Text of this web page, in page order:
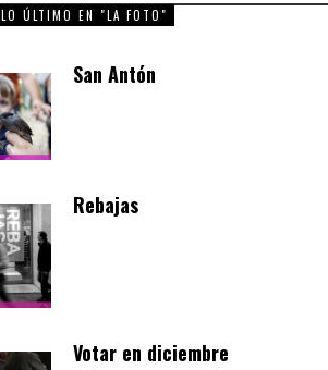
LO ÚLTIMO EN "LA FOTO"
San Antón
Rebajas
Votar en diciembre